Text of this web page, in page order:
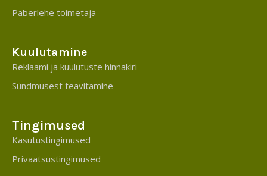
Paberlehe toimetaja
Kuulutamine
Reklaami ja kuulutuste hinnakiri
Sündmusest teavitamine
Tingimused
Kasutustingimused
Privaatsustingimused